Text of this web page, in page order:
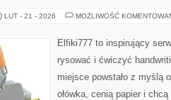
LUT - 21 - 2026 MOŻLIWOŚĆ
Elfiki777 to inspirujący
rysować i ćwiczyć
miejsce powstało z myślą
ołówka, cenią papier i